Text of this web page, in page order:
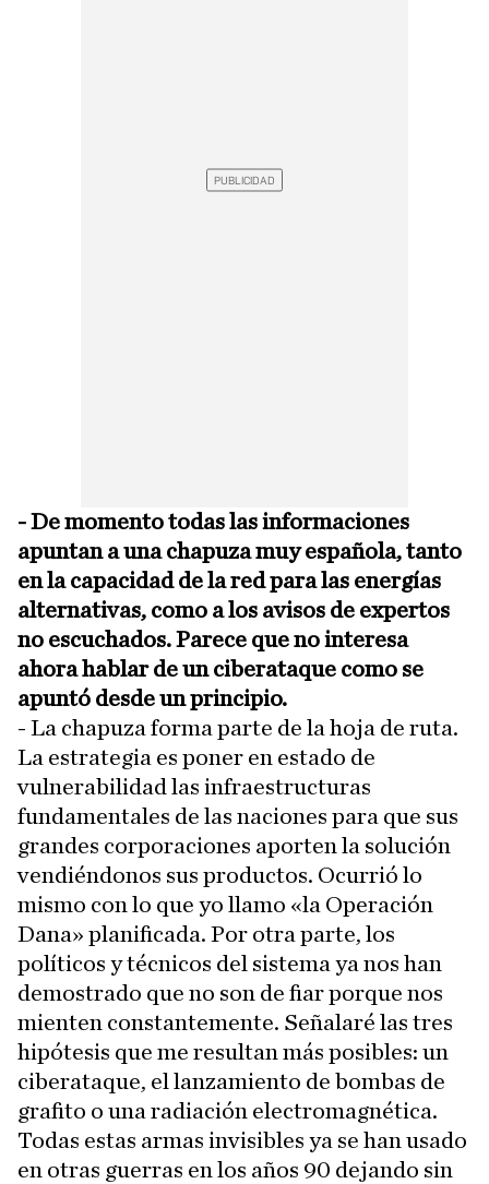
- De momento todas las informaciones
apuntan a una chapuza muy española, tanto
en la capacidad de la red para las energías
alternativas, como a los avisos de expertos
no escuchados. Parece que no interesa
ahora hablar de un ciberataque como se
apuntó desde un principio.
- La chapuza forma parte de la hoja de ruta.
La estrategia es poner en estado de
vulnerabilidad las infraestructuras
fundamentales de las naciones para que sus
grandes corporaciones aporten la solución
vendiéndonos sus productos. Ocurrió lo
mismo con lo que yo llamo «la Operación
Dana» planificada. Por otra parte, los
políticos y técnicos del sistema ya nos han
demostrado que no son de fiar porque nos
mienten constantemente. Señalaré las tres
hipótesis que me resultan más posibles: un
ciberataque, el lanzamiento de bombas de
grafito o una radiación electromagnética.
Todas estas armas invisibles ya se han usado
en otras guerras en los años 90 dejando sin